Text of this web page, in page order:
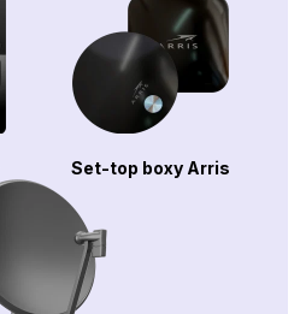
Set-top boxy Arris